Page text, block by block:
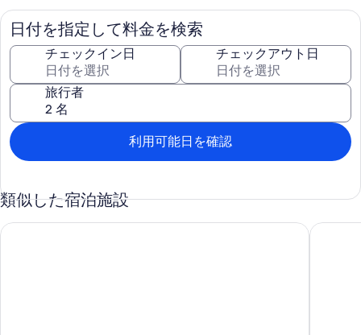
無料 WiFi (通信速度 : 100 Mbps 以上 (1 ～ 2 人向け、6 台まで接続
可)) を使用してネットサーフィンをお楽しみいただけます。スマー
トテレビでは、衛星放送チャンネルをご覧いただけます。
ヴィラでは屋外プールなどのレクリエーション設備をご利用いただ
けます。
次のレクリエーション設備は、施設内または近隣にあります。有料
となる場合もあります。
日付を指定して料金を検索
チェックイン日 チェックアウト日
旅行者
利用可能日を確認
類似した宿泊施設
1st line Luxury Golf Villa (3) with Private Pool, full sky package!